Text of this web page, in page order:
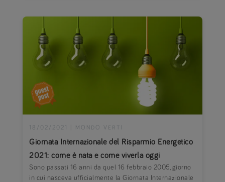
Giornata Internazionale del Risparmio Energetico
2021: come è nata e come viverla oggi
18/02/2021 MONDO VERTI
Sono passati 16 anni da quel 16 febbraio 2005, giorno
in cui nasceva ufficialmente la Giornata Internazionale